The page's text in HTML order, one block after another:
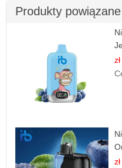
Produkty powiązane